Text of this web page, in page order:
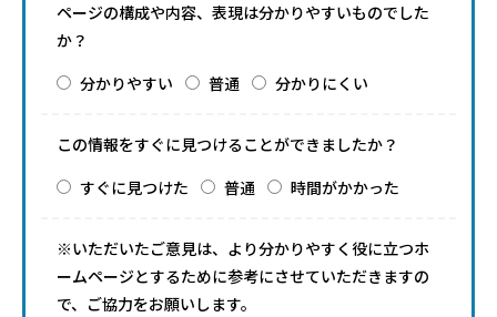
ページの構成や内容、表現は分かりやすいものでした
か？
分かりやすい
普通 分かりにくい
この情報をすぐに見つけることができましたか？
すぐに見つけた
普通 時間がかかった
※いただいたご意見は、より分かりやすく役に立つホ
ームページとするために参考にさせていただきますの
で、ご協力をお願いします。